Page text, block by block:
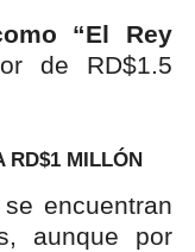
“El Rey
de RD$1.5
RD$1 MILLÓN
encuentran
aunque por